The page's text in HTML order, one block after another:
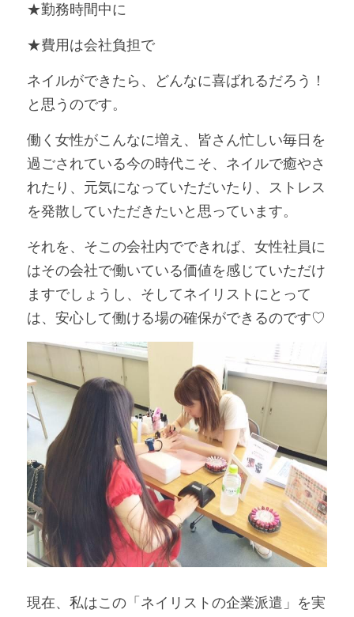
★勤務時間中に
★費用は会社負担で
ネイルができたら、どんなに喜ばれるだろう！
と思うのです。
働く女性がこんなに増え、皆さん忙しい毎日を
過ごされている今の時代こそ、ネイルで癒やさ
れたり、元気になっていただいたり、ストレス
を発散していただきたいと思っています。
それを、そこの会社内でできれば、女性社員に
はその会社で働いている価値を感じていただけ
ますでしょうし、そしてネイリストにとって
は、安心して働ける場の確保ができるのです♡
現在、私はこの「ネイリストの企業派遣」を実